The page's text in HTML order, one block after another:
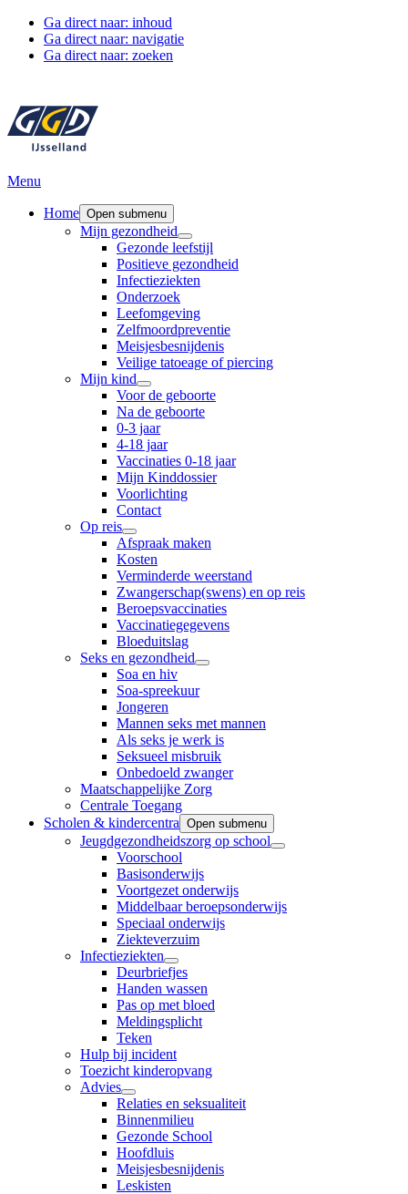
Ga direct naar: inhoud
Ga direct naar: navigatie
Ga direct naar: zoeken
Menu
Home Open submenu
Mijn gezondheid
Gezonde leefstijl
Positieve gezondheid
Infectieziekten
Onderzoek
Leefomgeving
Zelfmoordpreventie
Meisjesbesnijdenis
Veilige tatoeage of piercing
Mijn kind
Voor de geboorte
Na de geboorte
0-3 jaar
4-18 jaar
Vaccinaties 0-18 jaar
Mijn Kinddossier
Voorlichting
Contact
Op reis
Afspraak maken
Kosten
Verminderde weerstand
Zwangerschap(swens) en op reis
Beroepsvaccinaties
Vaccinatiegegevens
Bloeduitslag
Seks en gezondheid
Soa en hiv
Soa-spreekuur
Jongeren
Mannen seks met mannen
Als seks je werk is
Seksueel misbruik
Onbedoeld zwanger
Maatschappelijke Zorg
Centrale Toegang
Scholen & kindercentra Open submenu
Jeugdgezondheidszorg op school
Voorschool
Basisonderwijs
Voortgezet onderwijs
Middelbaar beroepsonderwijs
Speciaal onderwijs
Ziekteverzuim
Infectieziekten
Deurbriefjes
Handen wassen
Pas op met bloed
Meldingsplicht
Teken
Hulp bij incident
Toezicht kinderopvang
Advies
Relaties en seksualiteit
Binnenmilieu
Gezonde School
Hoofdluis
Meisjesbesnijdenis
Leskisten